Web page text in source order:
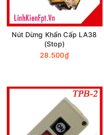
Nút Dừng Khẩn Cấp LA38
(Stop)
28.500₫